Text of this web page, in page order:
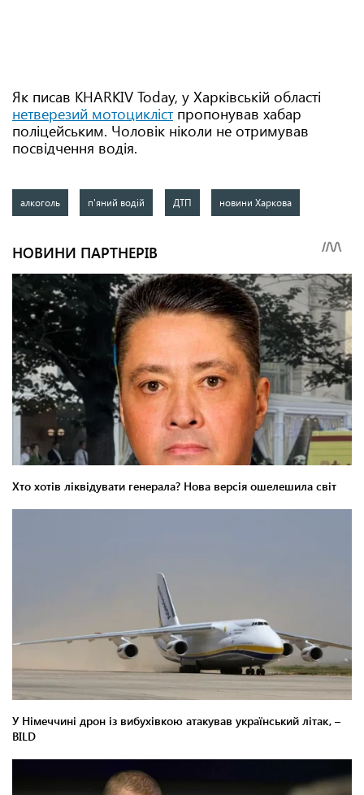
Як писав KHARKIV Today, у Харківській області
нетверезий мотоциклістпропонував хабар
поліцейським. Чоловік ніколи не отримував
посвідчення водія.
алкоголь п'яний водій ДТП новини Харкова